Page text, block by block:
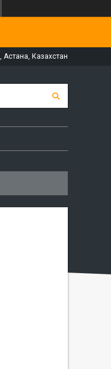
Казахстан